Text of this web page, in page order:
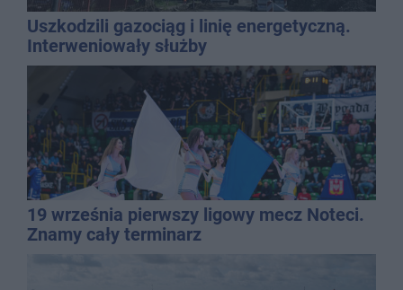
Uszkodzili gazociąg i linię energetyczną.
Interweniowały służby
19 września pierwszy ligowy mecz Noteci.
Znamy cały terminarz